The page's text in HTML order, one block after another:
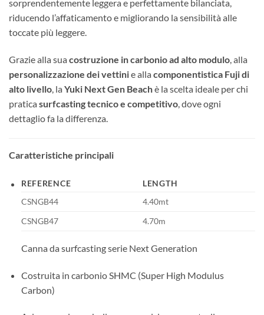
sorprendentemente leggera e perfettamente bilanciata,
riducendo l’affaticamento e migliorando la sensibilità alle
toccate più leggere.
Grazie alla sua costruzione in carbonio ad alto modulo, alla
personalizzazione dei vettinie alla componentistica Fuji di
alto livello, la Yuki Next Gen Beachè la scelta ideale per chi
pratica surfcasting tecnico e competitivo, dove ogni
dettaglio fa la differenza.
Caratteristiche principali
REFERENCE
LENGTH
CSNGB44
4.40mt
CSNGB47
4.70m
Canna da surfcasting serie Next Generation
Costruita in carbonio SHMC (Super High Modulus
Carbon)